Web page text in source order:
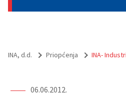
INA, d.d. Priopćenja INA-
06.06.2012.